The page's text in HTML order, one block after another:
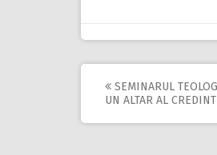
Post
SEMINARUL
UN ALTAR AL